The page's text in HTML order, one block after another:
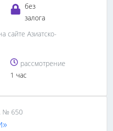
без
залога
сайте Азиатско-
рассмотрение
1 час
№ 650